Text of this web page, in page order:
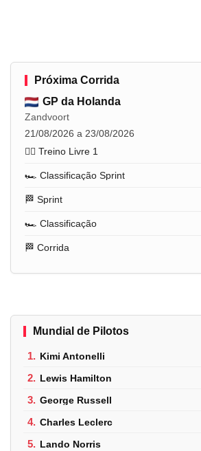
Próxima Corrida
GP da Holanda
Zandvoort
21/08/2026 a 23/08/2026
🏋️‍♂️ Treino Livre 1
🏎️ Classificação Sprint
🏁 Sprint
🏎️ Classificação
🏁 Corrida
Mundial de Pilotos
1. Kimi Antonelli
2. Lewis Hamilton
3. George Russell
4. Charles Leclerc
5. Lando Norris